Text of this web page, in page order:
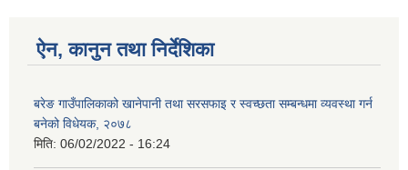
ऐन, कानुन तथा निर्देशिका
बरेङ गाउँपालिकाको खानेपानी तथा सरसफाइ र स्वच्छता सम्बन्धमा व्यवस्था गर्न
बनेको विधेयक, २०७८
मिति: 06/02/2022 - 16:24